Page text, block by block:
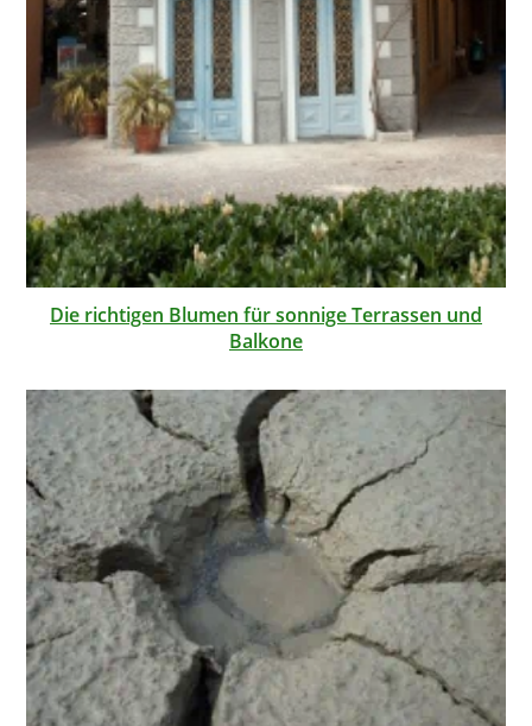
Die richtigen Blumen für sonnige Terrassen und
Balkone